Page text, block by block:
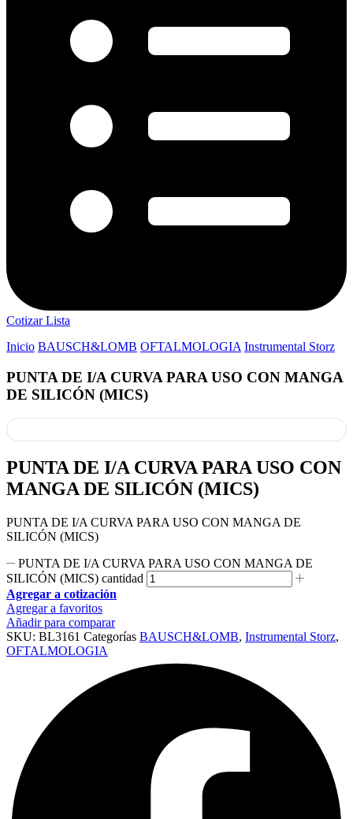
Cotizar Lista
Inicio BAUSCH&LOMB OFTALMOLOGIA Instrumental Storz
PUNTA DE I/A CURVA PARA USO CON MANGA
DE SILICÓN (MICS)
PUNTA DE I/A CURVA PARA USO CON
MANGA DE SILICÓN (MICS)
PUNTA DE I/A CURVA PARA USO CON MANGA DE
SILICÓN (MICS)
PUNTA DE I/A CURVA PARA USO CON MANGA DE
SILICÓN (MICS) cantidad
Agregar a cotización
Agregar a favoritos
Añadir para comparar
SKU: BL3161 Categorías BAUSCH&LOMB, Instrumental Storz,
OFTALMOLOGIA